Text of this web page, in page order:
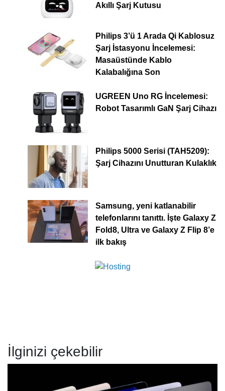
Akıllı Şarj Kutusu
Philips 3’ü 1 Arada Qi Kablosuz
Şarj İstasyonu İncelemesi:
Masaüstünde Kablo
Kalabalığına Son
UGREEN Uno RG İncelemesi:
Robot Tasarımlı GaN Şarj Cihazı
Philips 5000 Serisi (TAH5209):
Şarj Cihazını Unutturan Kulaklık
Samsung, yeni katlanabilir
telefonlarını tanıttı. İşte Galaxy Z
Fold8, Ultra ve Galaxy Z Flip 8’e
ilk bakış
İlginizi çekebilir